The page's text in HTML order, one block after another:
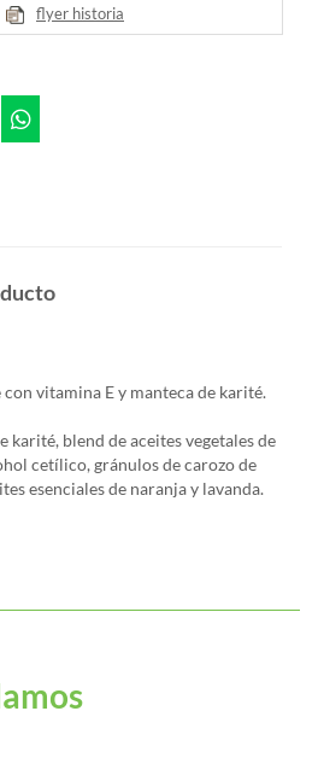
flyer historia
vitamina E y manteca de karité.
karité, blend de aceites vegetales de
cetílico, gránulos de carozo de
esenciales de naranja y lavanda.